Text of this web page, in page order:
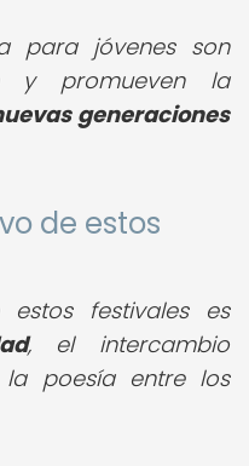
para jóvenes son
y promueven la
generaciones
de estos
festivales es
, el intercambio
poesía entre los